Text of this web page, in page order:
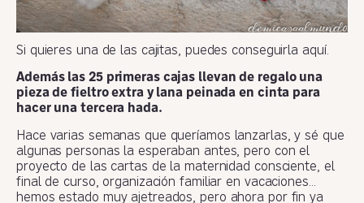
Si quieres una de las cajitas, puedes conseguirla aquí.
Además las 25 primeras cajas llevan de regalo una
pieza de fieltro extra y lana peinada en cinta para
hacer una tercera hada.
Hace varias semanas que queríamos lanzarlas, y sé que
algunas personas la esperaban antes, pero con el
proyecto de las cartas de la maternidad consciente, el
final de curso, organización familiar en vacaciones…
hemos estado muy ajetreados, pero ahora por fin ya